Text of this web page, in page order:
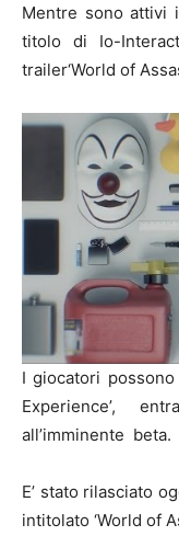
Mentre sono attivi
titolo di Io-
trailer‘World of
I giocatori possono
Experience’,
all’imminente beta.
E’ stato rilasciato
intitolato ‘World of